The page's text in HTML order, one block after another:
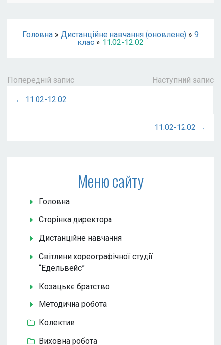
Головна » Дистанційне навчання (оновлене) » 9
клас » 11.02-12.02
Попередній запис Наступний запис
← 11.02-12.02
11.02-12.02 →
Меню сайту
Головна
Сторінка директора
Дистанційне навчання
Світлини хореографічної студії
“Едельвейс”
Козацьке братство
Методична робота
Колектив
Виховна робота